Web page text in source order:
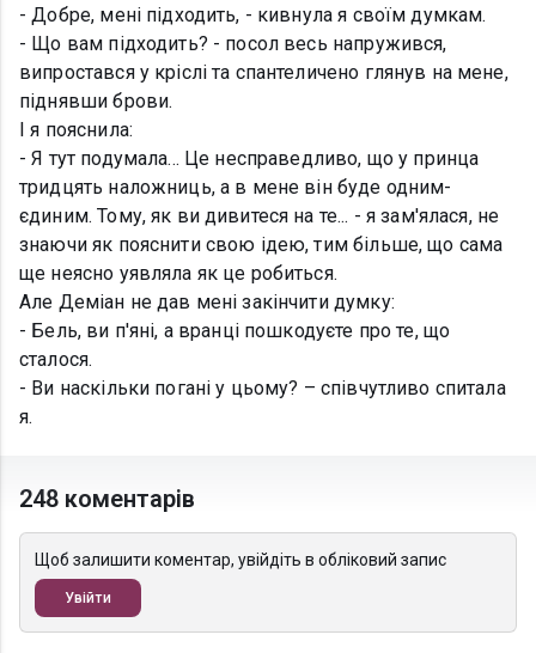
- Добре, мені підходить, - кивнула я своїм думкам.
- Що вам підходить? - посол весь напружився,
випростався у кріслі та спантеличено глянув на мене,
піднявши брови.
І я пояснила:
- Я тут подумала... Це несправедливо, що у принца
тридцять наложниць, а в мене він буде одним-
єдиним. Тому, як ви дивитеся на те... - я зам'ялася, не
знаючи як пояснити свою ідею, тим більше, що сама
ще неясно уявляла як це робиться.
Але Деміан не дав мені закінчити думку:
- Бель, ви п'яні, а вранці пошкодуєте про те, що
сталося.
- Ви наскільки погані у цьому? – співчутливо спитала
я.
248 коментарів
Щоб залишити коментар, увійдіть в обліковий запис
Увійти